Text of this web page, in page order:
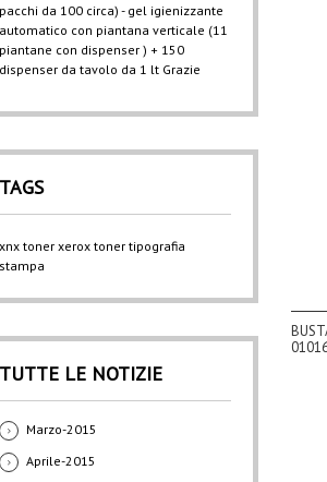
pacchi da 100 circa) - gel igienizzante
automatico con piantana verticale (11
piantane con dispenser ) + 150
dispenser da tavolo da 1 lt Grazie
TAGS
xnx toner xerox toner tipografia
stampa
TUTTE LE NOTIZIE
Marzo-2015
Aprile-2015